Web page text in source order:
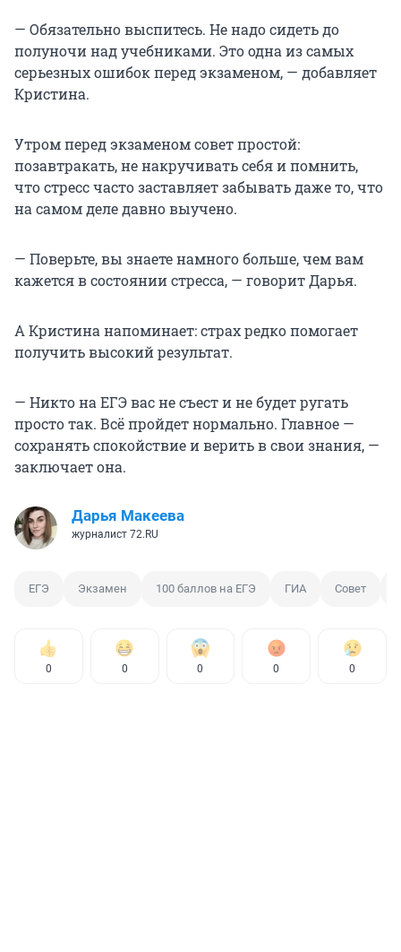
— Обязательно выспитесь. Не надо сидеть до
полуночи над учебниками. Это одна из самых
серьезных ошибок перед экзаменом, — добавляет
Кристина.
Утром перед экзаменом совет простой:
позавтракать, не накручивать себя и помнить,
что стресс часто заставляет забывать даже то, что
на самом деле давно выучено.
— Поверьте, вы знаете намного больше, чем вам
кажется в состоянии стресса, — говорит Дарья.
А Кристина напоминает: страх редко помогает
получить высокий результат.
— Никто на ЕГЭ вас не съест и не будет ругать
просто так. Всё пройдет нормально. Главное —
сохранять спокойствие и верить в свои знания, —
заключает она.
Дарья Макеева
журналист 72.RU
ЕГЭ Экзамен 100 баллов на ЕГЭ ГИА Совет
0 0 0 0 0